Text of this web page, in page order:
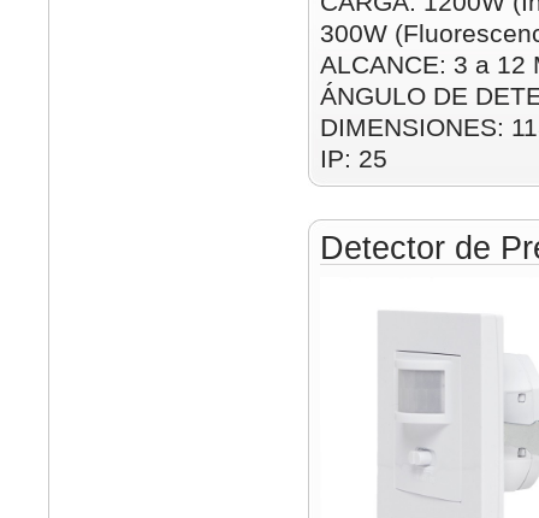
300W
ALCANCE: 3 a 12
ÁNGULO DE
DIMENSIONES:
IP: 25
Detector de